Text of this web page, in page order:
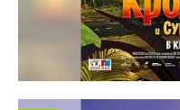
Космос кинотеатр